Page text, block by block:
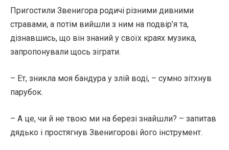
Пригостили Звенигора родичі різними дивними
стравами, а потім вийшли з ним на подвір’я та,
дізнавшись, що він знаний у своїх краях музика,
запропонували щось зіграти.
– Ет, зникла моя бандура у злій воді, – сумно зітхнув
парубок.
– А це, чи й не твою ми на березі знайшли? – запитав
дядько і простягнув Звенигорові його інструмент.